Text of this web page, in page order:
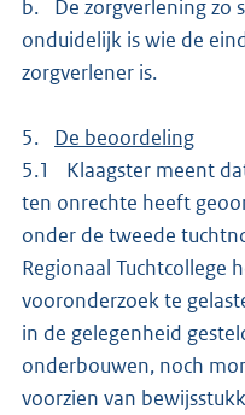
b. De zorgverlening zo
onduidelijk is wie de
zorgverlener is.
5. De beoordeling
5.1 Klaagster meent
ten onrechte heeft
onder de tweede
Regionaal Tuchtcollege
vooronderzoek te
in de gelegenheid
onderbouwen, noch
voorzien van